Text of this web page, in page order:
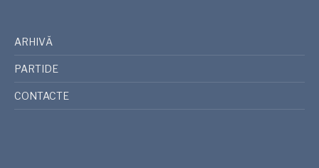
ARHIVĂ
PARTIDE
CONTACTE